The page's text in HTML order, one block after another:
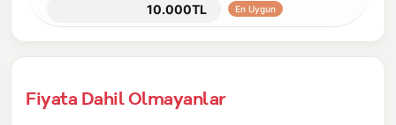
10.000TL En Uygun
Fiyata Dahil Olmayanlar